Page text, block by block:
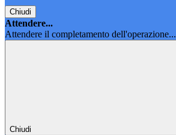
Chiudi
Attendere...
Attendere il completamento dell'operazione...
Chiudi